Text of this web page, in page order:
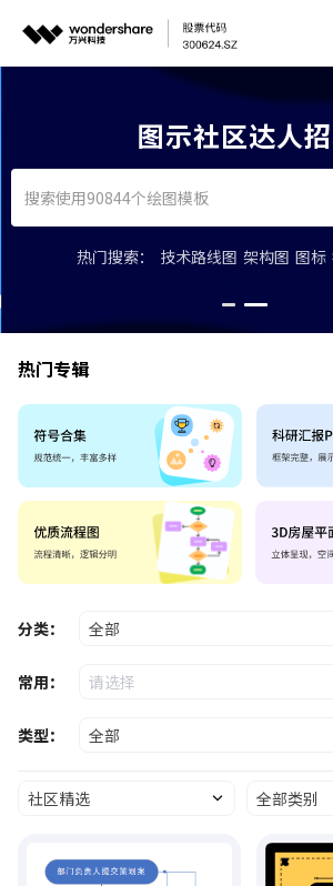
图示社区达人
热门搜索： 技术路线图 架构图 图标
热门专辑
分类： 全部
常用： 请选择
类型： 全部
社区精选 全部类别